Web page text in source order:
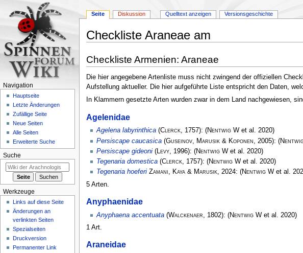
Checkliste Araneae am
Navigation
springen
Suche
springen
Checkliste Armenien: Araneae
Die hier angegebene Artenliste muss nicht zwingend der offiziellen
Aufstellung aktueller. Die hier aufgeführte Liste entspricht den Daten,
In Klammern gesetzte Arten wurden zwar in dem Land nachgewiesen,
Agelenidae
Agelena labyrinthica(Clerck, 1757): (Nentwig Wet al. 2020)
Persiscape caucasica(Guseinov, Marusik & Koponen , 2005): (
Persiscape gideoni(Levy, 1996): (Nentwig Wet al. 2020)
Tegenaria domestica(Clerck, 1757): (Nentwig Wet al. 2020)
Tegenaria hoeferi Zamani, Kaya & Marusik, 2024: (Nentwig Wet al.
5 Arten.
Anyphaenidae
Anyphaena accentuata(Walckenaer , 1802): (Nentwig Wet al. 2020)
1 Art.
Araneidae
Seite Diskussion Quelltext anzeigen Versionsgeschichte
Navigation
Hauptseite
Letzte Änderungen
Zufällige Seite
Neue Seiten
Alle Seiten
Erweiterte Suche
Suche
Werkzeuge
Links auf diese Seite
Änderungen an
verlinkten Seiten
Spezialseiten
Druckversion
Permanenter Link